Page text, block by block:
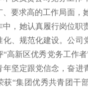
、要求高的工作局面，
中，她认真履行岗位职
化、规范化建设。公司
“高新区优秀党务工作
年坚定跟党信念，奋进
获“集团优秀共青团干